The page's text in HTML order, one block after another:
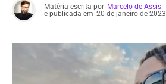
Matéria escrita por Marcelo de Assis
e publicada em 20 de janeiro de 2023